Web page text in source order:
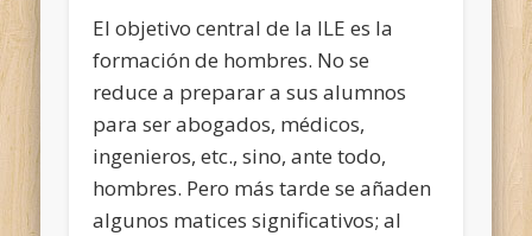
El objetivo central de la ILE es la
formación de hombres. No se
reduce a preparar a sus alumnos
para ser abogados, médicos,
ingenieros, etc., sino, ante todo,
hombres. Pero más tarde se añaden
algunos matices significativos; al